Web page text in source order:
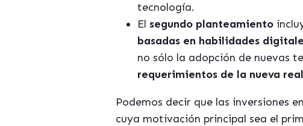
tecnología.
El segundo planteamiento
basadas en habilidades
no sólo la adopción de nuevas
requerimientos de la nueva
Podemos decir que las inversiones
cuya motivación principal sea el